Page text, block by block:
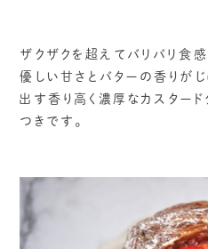
ザクザクを超えてバリバリ食
優しい甘さとバターの香りが
出す香り高く濃厚なカスター
つきです。